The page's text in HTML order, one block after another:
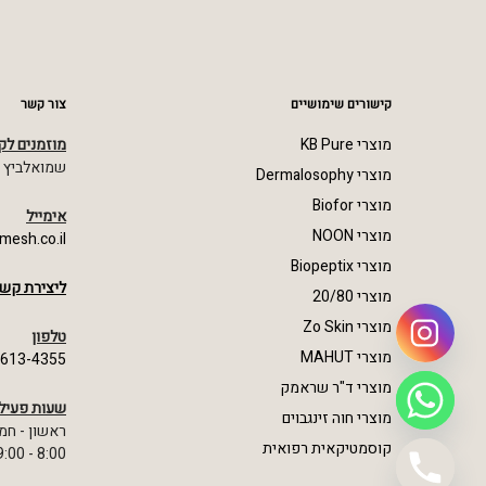
קישורים שימושיים
מוצרי KB Pure
מוצרי Dermalosophy
מוצרי Biofor
מוצרי NOON
מוצרי Biopeptix
מוצרי 20/80
מוצרי Zo Skin
מוצרי MAHUT
מוצרי ד"ר שראמק
מוצרי חוה זינגבוים
קוסמטיקאית רפואית
צור קשר
מוזמנים
שמואלביץ מרדכי
אימייל
ליצירת
טלפון
4355
שעות
ראשון -
8:00 - 19:00